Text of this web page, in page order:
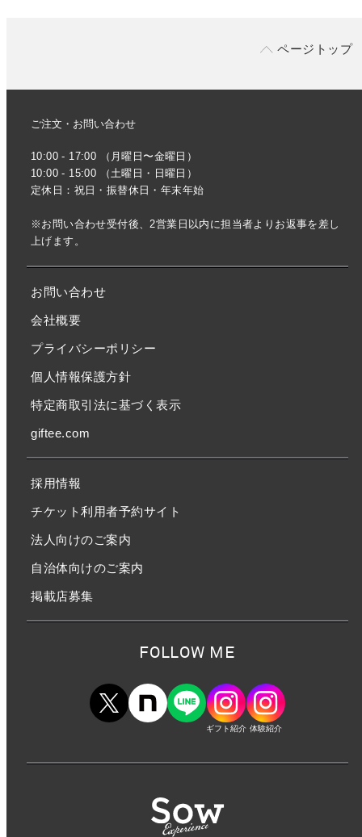
ページトップ
ご注文・お問い合わせ
10:00 - 17:00 （月曜日〜金曜日）
10:00 - 15:00 （土曜日・日曜日）
定休日：祝日・振替休日・年末年始
※お問い合わせ受付後、2営業日以内に担当者よりお返事を差し
上げます。
お問い合わせ
会社概要
プライバシーポリシー
個人情報保護方針
特定商取引法に基づく表示
giftee.com
採用情報
チケット利用者予約サイト
法人向けのご案内
自治体向けのご案内
掲載店募集
FOLLOW ME
ギフト紹介 体験紹介